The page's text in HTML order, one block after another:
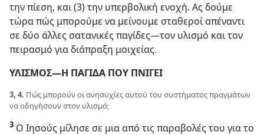
την πίεση, και (3) την υπερβολική ενοχή. Ας δούμε
τώρα πώς μπορούμε να μείνουμε σταθεροί απέναντι
σε δύο άλλες σατανικές παγίδες​—τον υλισμό και τον
πειρασμό για διάπραξη μοιχείας.
ΥΛΙΣΜΟΣ​—Η ΠΑΓΙΔΑ ΠΟΥ ΠΝΙΓΕΙ
3, 4. Πώς μπορούν οι ανησυχίες αυτού του συστήματος πραγμάτων
να οδηγήσουν στον υλισμό;
3 Ο Ιησούς μίλησε σε μια από τις παραβολές του για το